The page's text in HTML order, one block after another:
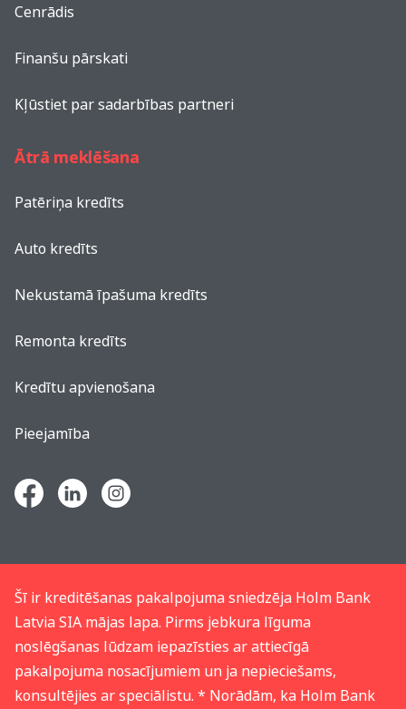
Cenrādis
Finanšu pārskati
Kļūstiet par sadarbības partneri
Ātrā meklēšana
Patēriņa kredīts
Auto kredīts
Nekustamā īpašuma kredīts
Remonta kredīts
Kredītu apvienošana
Pieejamība
Šī ir kreditēšanas pakalpojuma sniedzēja Holm Bank
Latvia SIA mājas lapa. Pirms jebkura līguma
noslēgšanas lūdzam iepazīsties ar attiecīgā
pakalpojuma nosacījumiem un ja nepieciešams,
konsultējies ar speciālistu. * Norādām, ka Holm Bank